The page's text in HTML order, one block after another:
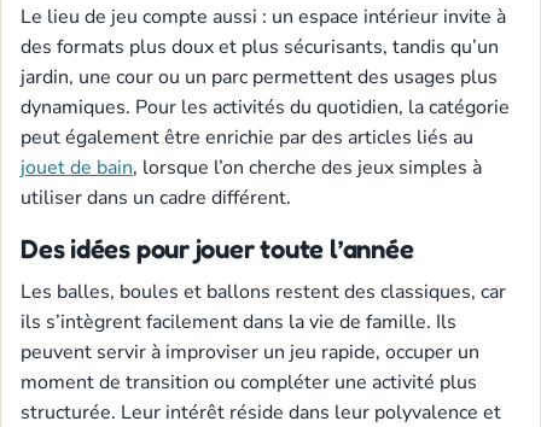
Le lieu de jeu compte aussi : un espace intérieur invite à
des formats plus doux et plus sécurisants, tandis qu’un
jardin, une cour ou un parc permettent des usages plus
dynamiques. Pour les activités du quotidien, la catégorie
peut également être enrichie par des articles liés au
jouet de bain, lorsque l’on cherche des jeux simples à
utiliser dans un cadre différent.
Des idées pour jouer toute l’année
Les balles, boules et ballons restent des classiques, car
ils s’intègrent facilement dans la vie de famille. Ils
peuvent servir à improviser un jeu rapide, occuper un
moment de transition ou compléter une activité plus
structurée. Leur intérêt réside dans leur polyvalence et